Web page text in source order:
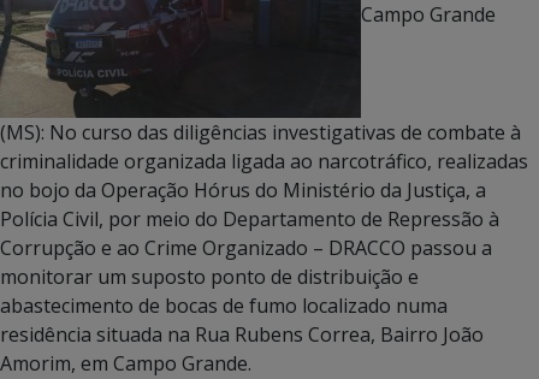
Campo Grande
(MS): No curso das diligências investigativas de combate à
criminalidade organizada ligada ao narcotráfico, realizadas
no bojo da Operação Hórus do Ministério da Justiça, a
Polícia Civil, por meio do Departamento de Repressão à
Corrupção e ao Crime Organizado – DRACCO passou a
monitorar um suposto ponto de distribuição e
abastecimento de bocas de fumo localizado numa
residência situada na Rua Rubens Correa, Bairro João
Amorim, em Campo Grande.